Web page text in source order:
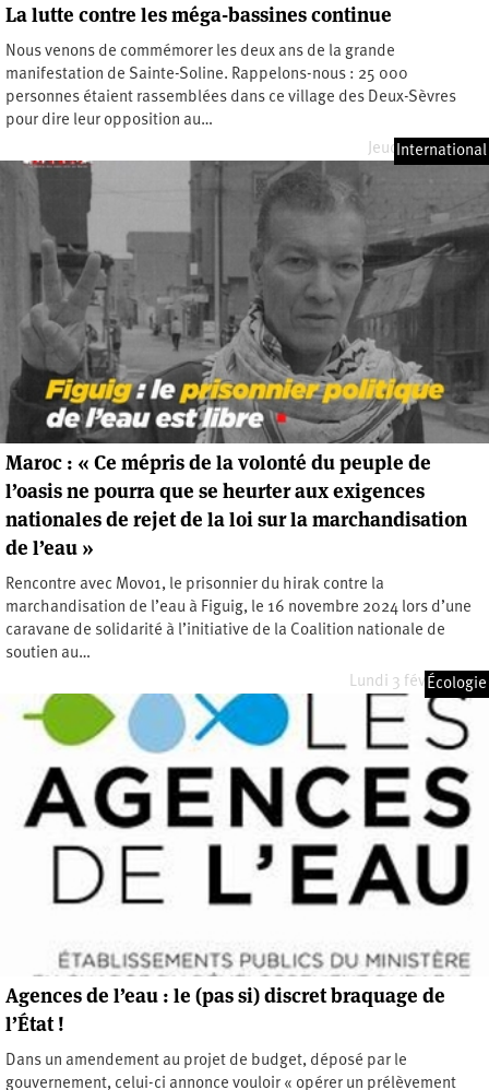
La lutte contre les méga-bassines continue
Nous venons de commémorer les deux ans de la grande
manifestation de Sainte-Soline. Rappelons-nous : 25 000
personnes étaient rassemblées dans ce village des Deux-Sèvres
pour dire leur opposition au…
Jeudi 3 avril 2025
International
Maroc : « Ce mépris de la volonté du peuple de
l’oasis ne pourra que se heurter aux exigences
nationales de rejet de la loi sur la marchandisation
de l’eau »
Rencontre avec Movo1, le prisonnier du hirak contre la
marchandisation de l’eau à Figuig, le 16 novembre 2024 lors d’une
caravane de solidarité à l’initiative de la Coalition nationale de
soutien au…
Lundi 3 février 2025
Écologie
Agences de l’eau : le (pas si) discret braquage de
l’État !
Dans un amendement au projet de budget, déposé par le
gouvernement, celui-ci annonce vouloir « opérer un prélèvement